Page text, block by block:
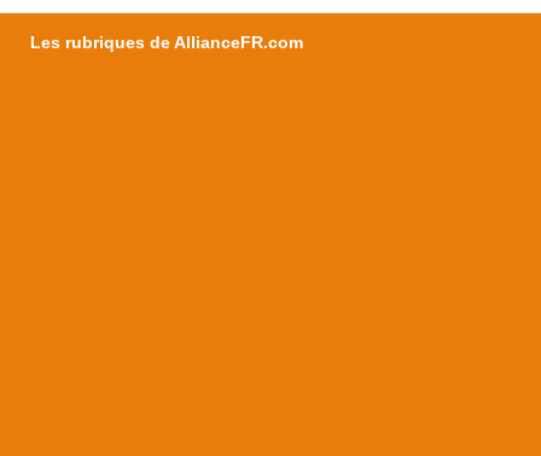
Les rubriques de AllianceFR.com